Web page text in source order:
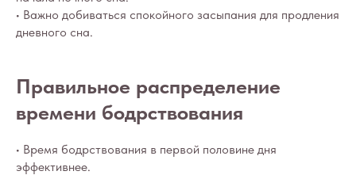
• Важно добиваться спокойного засыпания для продления
дневного сна.
Правильное распределение
времени бодрствования
• Время бодрствования в первой половине дня
эффективнее.